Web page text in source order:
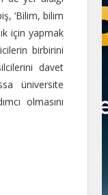
‘Bilim, bilim
için yapmak
birbirini
davet
üniversite
olmasını